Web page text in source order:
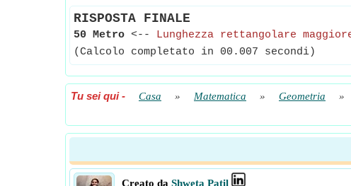
RISPOSTA FINALE
50 Metro <-- Lunghezza rettangolare
(Calcolo completato in 00.007 secondi)
Tu sei qui- Casa » Matematica » Geometria »
Creato da Shweta Patil